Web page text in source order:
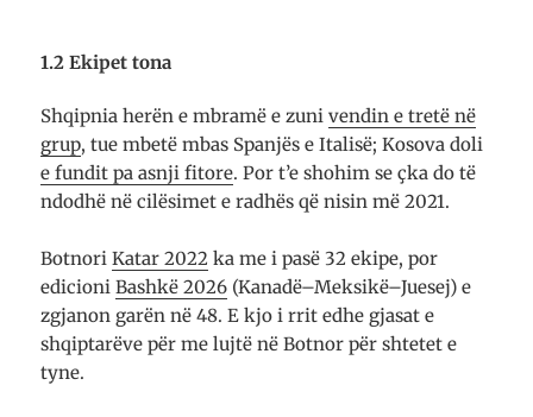
1.2 Ekipet tona
Shqipnia herën e mbramë e zunivendin e tretë në
grup, tue mbetë mbas Spanjës e Italisë; Kosova doli
e fundit pa asnji fitore. Por t’e shohim se çka do të
ndodhë në cilësimet e radhës që nisin më 2021.
BotnoriKatar 2022 ka me i pasë 32 ekipe, por
edicioniBashkë 2026 (Kanadë–Meksikë–Juesej) e
zgjanon garën në 48. E kjo i rrit edhe gjasat e
shqiptarëve për me lujtë në Botnor për shtetet e
tyne.